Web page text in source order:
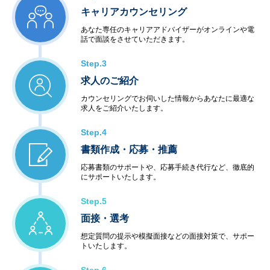
キャリアカウンセリング
あなた専任のキャリアアドバイザーがオンラインや電
話で面談をさせていただきます。
Step.3
求人のご紹介
カウンセリングでお伺いした情報からあなたに最適な
求人をご紹介いたします。
Step.4
書類作成・応募・推薦
応募書類のサポートや、応募手続き代行など、徹底的
にサポートいたします。
Step.5
面接・選考
想定質問の提示や模擬面接などの面接対策で、サポー
トいたします。